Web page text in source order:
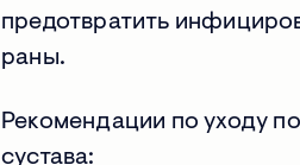
предотвратить
раны.
Рекомендации по уходу
сустава: